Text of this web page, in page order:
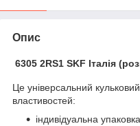
Опис
6305 2RS1 SKF Італія
Це універсальний
властивостей:
індивідуальна